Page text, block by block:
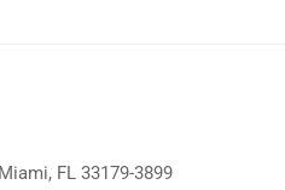
FL 33179-3899